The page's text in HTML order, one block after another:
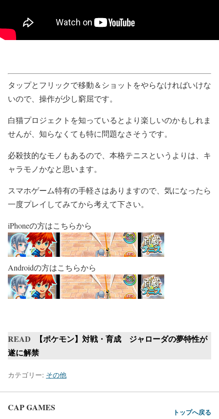
タップとフリックで移動＆ショットをやらなければいけな
いので、操作が少し窮屈です。
白猫プロジェクトを知っているとより楽しいのかもしれま
せんが、知らなくても特に問題なさそうです。
必殺技的なモノもあるので、本格テニスというよりは、キ
ャラモノかなと思います。
スマホゲーム特有の手軽さはありますので、気になったら
一度プレイしてみてから考えて下さい。
iPhoneの方はこちらから
Androidの方はこちらから
READ
【ポケモン】対戦・育成 ジャローダの夢特性が
遂に解禁
カテゴリー: その他
CAP GAMES トップへ戻る